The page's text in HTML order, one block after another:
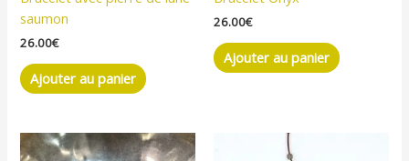
saumon
26.00€
Ajouter au panier
26.00€
Ajouter au panier